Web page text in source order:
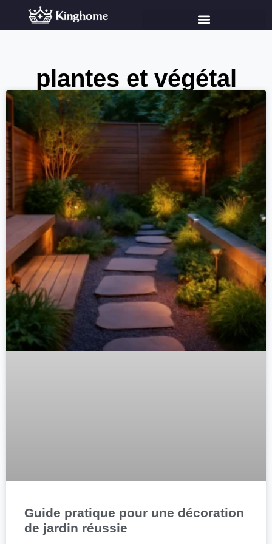
plantes et végétal
Guide pratique pour une décoration
de jardin réussie